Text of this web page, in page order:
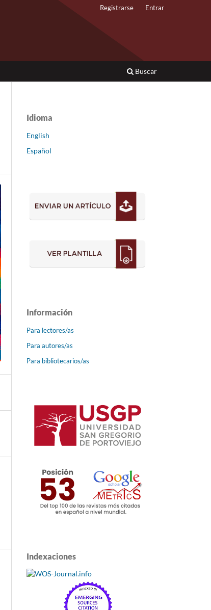
Buscar
Registrarse Entrar
Idioma
English
Español
Información
Para lectores/as
Para autores/as
Para bibliotecarios/as
Indexaciones